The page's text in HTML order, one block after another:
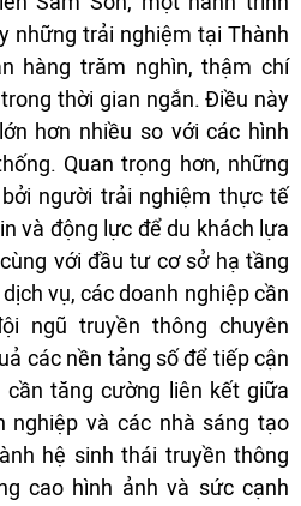
những trải nghiệm tại Thành
hàng trăm nghìn, thậm chí
thời gian ngắn. Điều này
hơn nhiều so với các hình
Quan trọng hơn, những
người trải nghiệm thực tế
và động lực để du khách lựa
với đầu tư cơ sở hạ tầng
vụ, các doanh nghiệp cần
ngũ truyền thông chuyên
các nền tảng số để tiếp cận
cần tăng cường liên kết giữa
nghiệp và các nhà sáng tạo
hệ sinh thái truyền thông
cao hình ảnh và sức cạnh